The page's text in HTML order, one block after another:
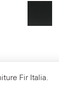
Fir Italia.